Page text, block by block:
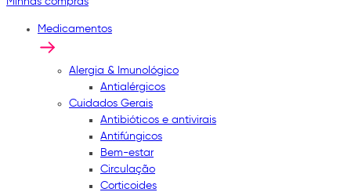
Medicamentos
Alergia & Imunológico
Antialérgicos
Cuidados Gerais
Antibióticos e antivirais
Antifúngicos
Bem-estar
Circulação
Corticoides